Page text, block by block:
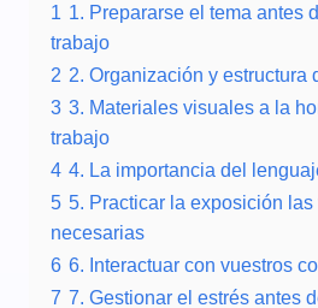
1 1. Prepararse el tema antes
trabajo
2 2. Organización y estructura
3 3. Materiales visuales a la
trabajo
4 4. La importancia del
5 5. Practicar la exposición
necesarias
6 6. Interactuar con vuestros
7 7. Gestionar el estrés antes